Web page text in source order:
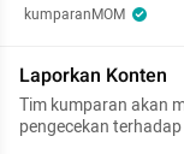
kumparanMOM
Laporkan Konten
Tim kumparan akan
pengecekan